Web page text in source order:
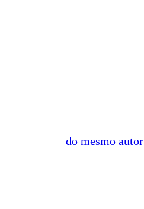
do mesmo autor